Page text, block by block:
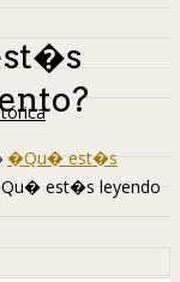
�Qu� est�s
est�s leyendo